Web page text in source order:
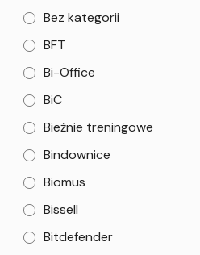
Bez kategorii
BFT
Bi-Office
BiC
Bieżnie treningowe
Bindownice
Biomus
Bissell
Bitdefender